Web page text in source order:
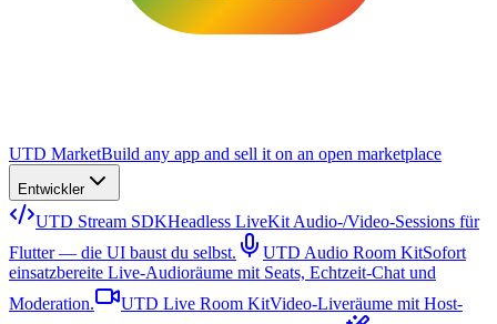
UTD MarketBuild any app and sell it on an open marketplace
Entwickler
UTD Stream SDKHeadless LiveKit Audio-/Video-Sessions für
Flutter — die UI baust du selbst.
UTD Audio Room KitSofort
einsatzbereite Live-Audioräume mit Seats, Echtzeit-Chat und
Moderation.
UTD Live Room KitVideo-Liveräume mit Host-